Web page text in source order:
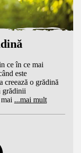
ce în ce mai
este
creează o grădină
grădinii
...mai mult